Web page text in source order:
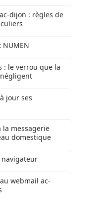
dijon : règles de
: le verrou que la
jour ses
la messagerie
domestique
navigateur
webmail ac-